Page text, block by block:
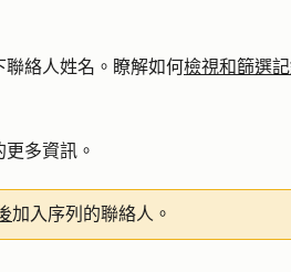
聯絡人姓名 。瞭解如何檢視和篩選
更多資訊。
加入序列的聯絡人。